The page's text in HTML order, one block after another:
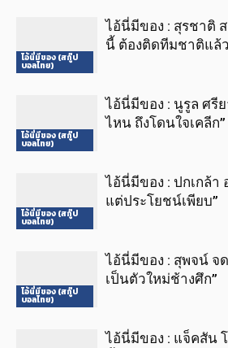
ไอ้นี่มีของ (สกู๊ป
บอลไทย)
ไอ้นี่มีของ : สุรชาติ
นี้ ต้องติดทีมชาติแล้
ไอ้นี่มีของ (สกู๊ป
บอลไทย)
ไอ้นี่มีของ : นูรูล ศรี
ไหน ถึงโดนใจเคลีก”
ไอ้นี่มีของ (สกู๊ป
บอลไทย)
ไอ้นี่มีของ : ปกเกล้า
แต่ประโยชน์เพียบ”
ไอ้นี่มีของ (สกู๊ป
บอลไทย)
ไอ้นี่มีของ : สุพจน์ จ
เป็นตัวใหม่ช้างศึก”
ไอ้นี่มีของ : แจ็คสัน